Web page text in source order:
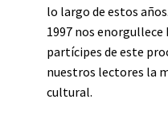
lo largo de estos
1997 nos
partícipes de este
nuestros lectores la
cultural.